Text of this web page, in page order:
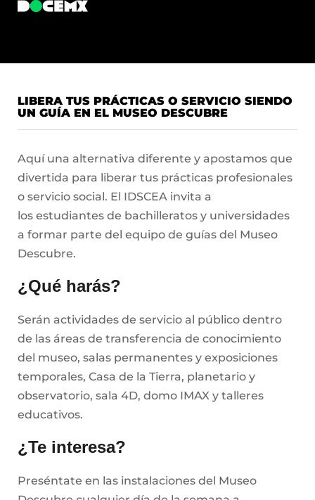
LIBERA TUS PRÁCTICAS O SERVICIO SIENDO
UN GUÍA EN EL MUSEO DESCUBRE
Aquí una alternativa diferente y apostamos que
divertida para liberar tus prácticas profesionales
o servicio social. El IDSCEA invita a
los estudiantes de bachilleratos y universidades
a formar parte del equipo de guías del Museo
Descubre.
¿Qué harás?
Serán actividades de servicio al público dentro
de las áreas de transferencia de conocimiento
del museo, salas permanentes y exposiciones
temporales, Casa de la Tierra, planetario y
observatorio, sala 4D, domo IMAX y talleres
educativos.
¿Te interesa?
Preséntate en las instalaciones del Museo